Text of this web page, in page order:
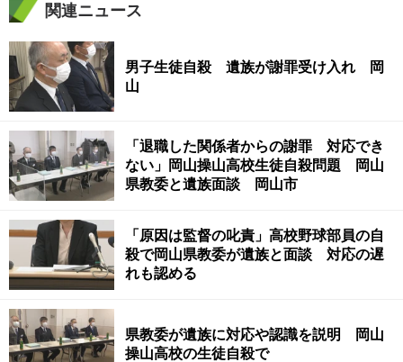
関連ニュース
男子生徒自殺 遺族が謝罪受け入れ 岡
山
「退職した関係者からの謝罪 対応でき
ない」岡山操山高校生徒自殺問題 岡山
県教委と遺族面談 岡山市
「原因は監督の叱責」高校野球部員の自
殺で岡山県教委が遺族と面談 対応の遅
れも認める
県教委が遺族に対応や認識を説明 岡山
操山高校の生徒自殺で